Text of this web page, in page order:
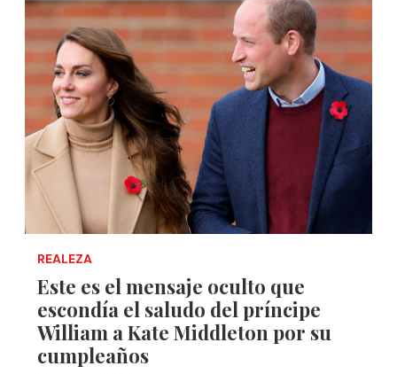
REALEZA
Este es el mensaje oculto que
escondía el saludo del príncipe
William a Kate Middleton por su
cumpleaños